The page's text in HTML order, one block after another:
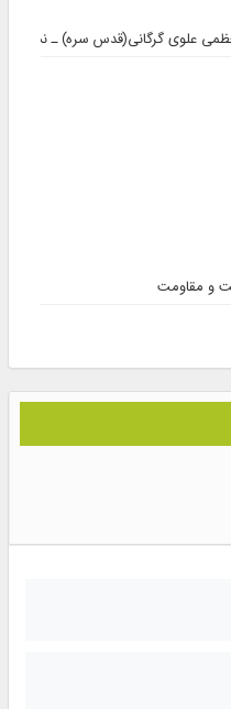
علوی گرگانی(قدس سره) ـ نسخه 2
و مقاومت